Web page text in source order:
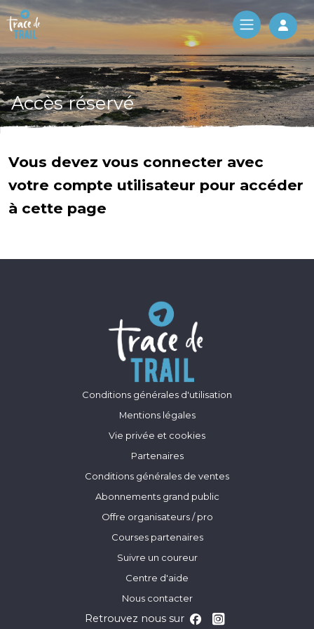
Log
Accès réservé
Vous devez vous connecter avec
votre compte utilisateur pour accéder
à cette page
Conditions générales d'utilisation
Mentions légales
Vie privée et cookies
Partenaires
Conditions générales de ventes
Abonnements grand public
Offre organisateurs / pro
Courses partenaires
Suivre un coureur
Centre d'aide
Nous contacter
Retrouvez nous sur